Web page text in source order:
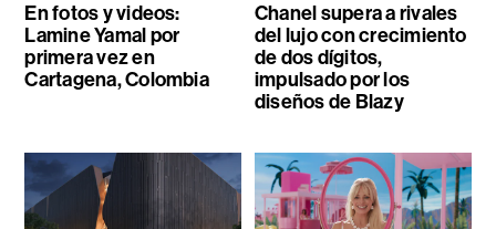
En fotos y videos:
Lamine Yamal por
primera vez en
Cartagena, Colombia
Chanel supera a rivales
del lujo con crecimiento
de dos dígitos,
impulsado por los
diseños de Blazy